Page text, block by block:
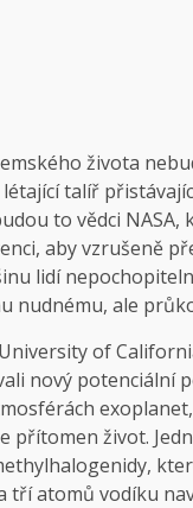
života
talíř
to vědci NASA,
aby vzrušeně
lidí
nudnému, ale
of
nový potenciální
přítomen život.
tří atomů vodíku